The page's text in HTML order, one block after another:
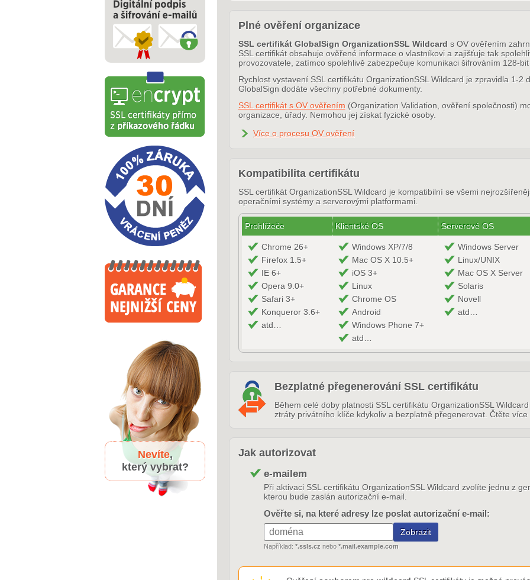
Nevíte,
který vybrat?
Plné ověření organizace
SSL certifikát GlobalSign OrganizationSSL Wildcard s OV ověřením
SSL certifikát obsahuje ověřené informace o vlastníkovi a zajišťuje tak
provozovatele, zatímco spolehlivě zabezpečuje komunikaci šifrováním 128-
Rychlost vystavení SSL certifikátu OrganizationSSL Wildcard je zpravidla 1-
GlobalSign dodáte všechny potřebné dokumenty.
SSL certifikát s OV ověřením (Organization Validation, ověření společnosti)
organizace, úřady. Nemohou jej získat fyzické osoby.
Více o procesu OV ověření
Kompatibilita certifikátu
SSL certifikát OrganizationSSL Wildcard je kompatibilní se všemi
operačními systémy a serverovými platformami.
Prohlížeče Klientské OS Serverové OS
Chrome 26+
Firefox 1.5+
IE 6+
Opera 9.0+
Safari 3+
Konqueror 3.6+
atd…
Windows XP/7/8
Mac OS X 10.5+
iOS 3+
Linux
Chrome OS
Android
Windows Phone 7+
atd…
Windows Server
Linux/UNIX
Mac OS X Server
Solaris
Novell
atd…
Bezplatné přegenerování SSL certifikátu
Během celé doby platnosti SSL certifikátu OrganizationSSL
ztráty privátního klíče kdykoliv a bezplatně přegenerovat. Čtěte
Jak autorizovat
e-mailem
Při aktivaci SSL certifikátu OrganizationSSL Wildcard zvolíte jednu z
kterou bude zaslán autorizační e-mail.
Ověřte si, na které adresy lze poslat autorizační e-mail:
Například: *.ssls.cz nebo *.mail.example.com